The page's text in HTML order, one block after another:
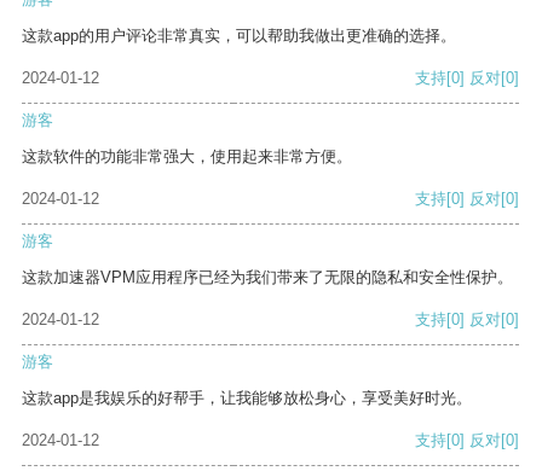
这款app的用户评论非常真实，可以帮助我做出更准确的选择。
2024-01-12 支持[0] 反对[0]
游客
这款软件的功能非常强大，使用起来非常方便。
2024-01-12 支持[0] 反对[0]
游客
这款加速器VPM应用程序已经为我们带来了无限的隐私和安全性保护。
2024-01-12 支持[0] 反对[0]
游客
这款app是我娱乐的好帮手，让我能够放松身心，享受美好时光。
2024-01-12 支持[0] 反对[0]